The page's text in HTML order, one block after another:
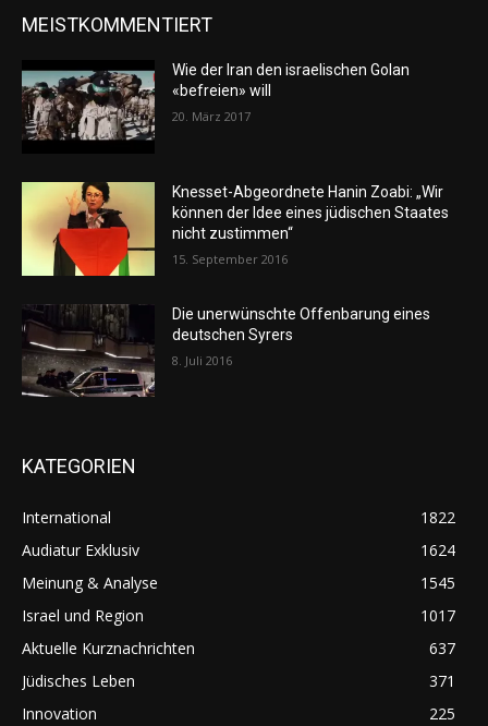
MEISTKOMMENTIERT
Wie der Iran den israelischen Golan
«befreien» will
20. März 2017
Knesset-Abgeordnete Hanin Zoabi: „Wir
können der Idee eines jüdischen Staates
nicht zustimmen“
15. September 2016
Die unerwünschte Offenbarung eines
deutschen Syrers
8. Juli 2016
KATEGORIEN
International
1822
Audiatur Exklusiv
1624
Meinung & Analyse
1545
Israel und Region
1017
Aktuelle Kurznachrichten
637
Jüdisches Leben
371
Innovation
225